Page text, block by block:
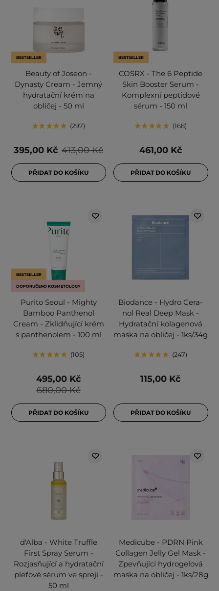
BESTSELLER
Beauty of Joseon -
Dynasty Cream - Jemný
hydratační krém na
obličej - 50 ml
297
413,00 Kč
395,00 Kč
PŘIDAT DO KOŠÍKU
BESTSELLER
COSRX - The 6 Peptide
Skin Booster Serum -
Komplexní peptidové
sérum - 150 ml
168
461,00 Kč
PŘIDAT DO KOŠÍKU
BESTSELLER
DOPORUČENO KOSMETOLOGY
Purito Seoul - Mighty
Bamboo Panthenol
Cream - Zklidňující krém
s panthenolem - 100 ml
105
680,00 Kč
495,00 Kč
PŘIDAT DO KOŠÍKU
Biodance - Hydro Cera-
nol Real Deep Mask -
Hydratační kolagenová
maska na obličej - 1ks/34g
247
115,00 Kč
PŘIDAT DO KOŠÍKU
d'Alba - White Truffle
First Spray Serum -
Rozjasňující a hydratační
pleťové sérum ve spreji -
50 ml
Medicube - PDRN Pink
Collagen Jelly Gel Mask -
Zpevňující hydrogelová
maska na obličej - 1ks/28g